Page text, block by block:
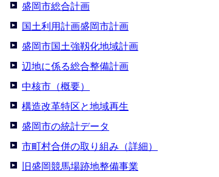
盛岡市総合計画
国土利用計画盛岡市計画
盛岡市国土強靱化地域計画
辺地に係る総合整備計画
中核市（概要）
構造改革特区と地域再生
盛岡市の統計データ
市町村合併の取り組み（詳細）
旧盛岡競馬場跡地整備事業